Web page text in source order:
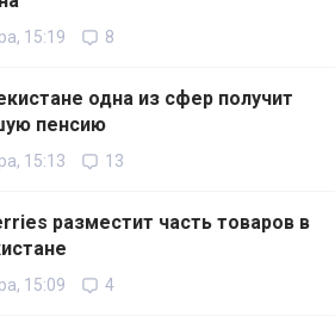
15:19 8
одна из сфер получит
пенсию
15:13 13
разместит часть товаров в
15:09 4